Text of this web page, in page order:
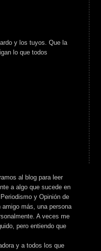
y los tuyos. Que la
lo que todos
al blog para leer
a algo que sucede en
y Opinión de
más, una persona
A veces me
pero entiendo que
y a todos los que